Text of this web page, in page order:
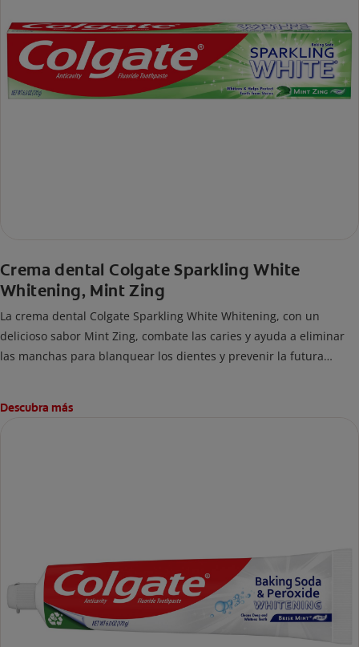
Crema dental Colgate Sparkling White
Whitening, Mint Zing
La crema dental Colgate Sparkling White Whitening, con un
delicioso sabor Mint Zing, combate las caries y ayuda a eliminar
las manchas para blanquear los dientes y prevenir la futura
Descubra más